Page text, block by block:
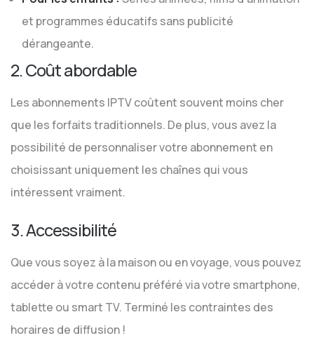
et programmes éducatifs sans publicité
dérangeante.
2. Coût abordable
Les abonnements IPTV coûtent souvent moins cher
que les forfaits traditionnels. De plus, vous avez la
possibilité de personnaliser votre abonnement en
choisissant uniquement les chaînes qui vous
intéressent vraiment.
3. Accessibilité
Que vous soyez à la maison ou en voyage, vous pouvez
accéder à votre contenu préféré via votre smartphone,
tablette ou smart TV. Terminé les contraintes des
horaires de diffusion !